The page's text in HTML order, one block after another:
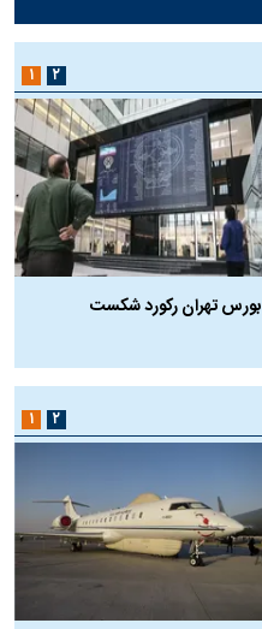
بورس تهران رکورد شکست
۱ ۲
۱ ۲